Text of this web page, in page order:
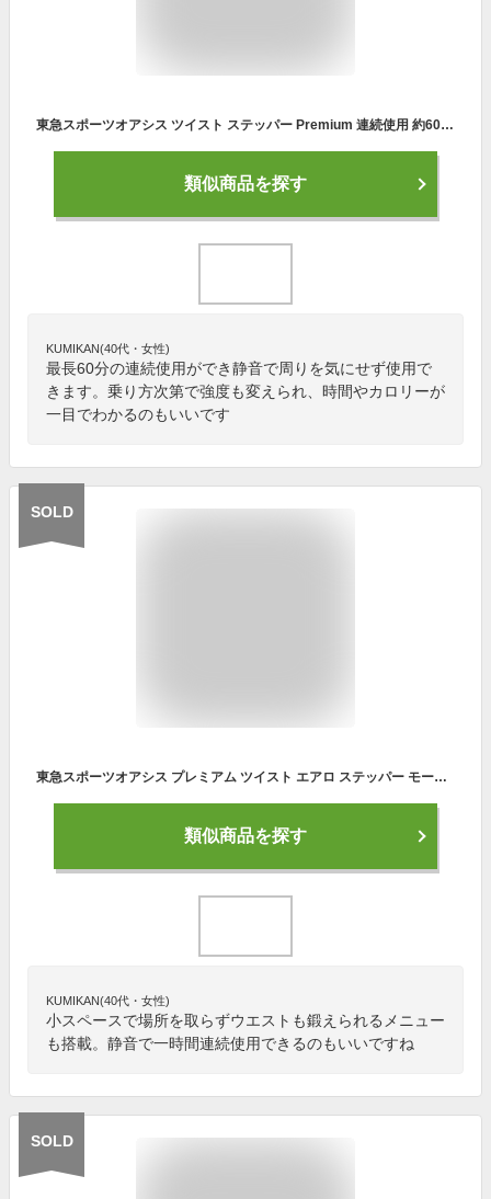
東急スポーツオアシス ツイスト ステッパー Premium 連続使用 約60分 静音 SP-400 ブラック
類似商品を探す
KUMIKAN(40代・女性)
最長60分の連続使用ができ静音で周りを気にせず使用で
きます。乗り方次第で強度も変えられ、時間やカロリーが
一目でわかるのもいいです
SOLD
東急スポーツオアシス プレミアム ツイスト エアロ ステッパー モード切替機能 (ツイスト/エアロ) 連続使用 約60分 静音 SP-200 ネイビー
類似商品を探す
KUMIKAN(40代・女性)
小スペースで場所を取らずウエストも鍛えられるメニュー
も搭載。静音で一時間連続使用できるのもいいですね
SOLD